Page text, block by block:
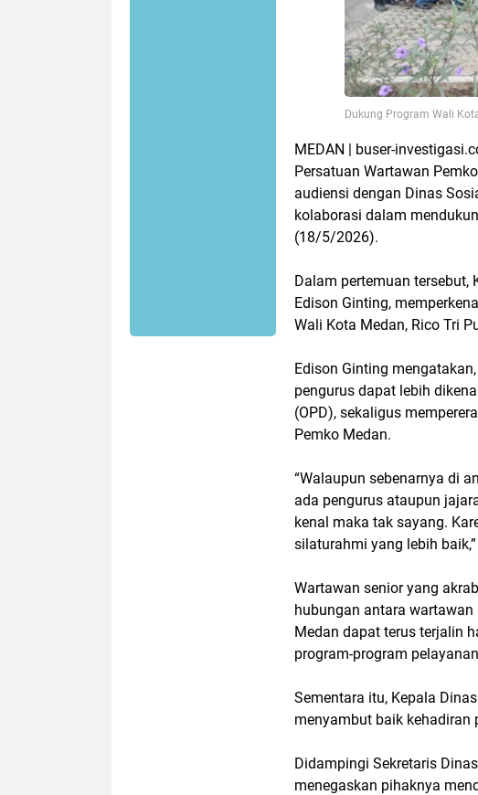
Dukung Program Wali
MEDAN | buser-
Persatuan Wartawan
audiensi dengan Dinas
kolaborasi dalam
(18/5/2026).
Dalam pertemuan tersebut,
Edison Ginting,
Wali Kota Medan, Rico Tri
Edison Ginting
pengurus dapat lebih
(OPD), sekaligus
Pemko Medan.
“Walaupun sebenarnya di
ada pengurus ataupun
kenal maka tak sayang.
silaturahmi yang lebih
Wartawan senior yang
hubungan antara
Medan dapat terus terjalin
program-program
Sementara itu, Kepala
menyambut baik kehadiran
Didampingi Sekretaris
menegaskan pihaknya